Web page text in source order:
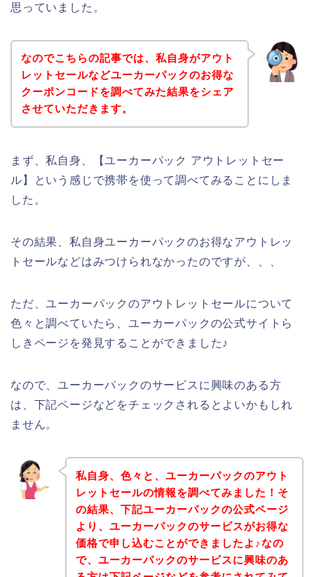
思っていました。
なのでこちらの記事では、私自身がアウト
レットセールなどユーカーパックのお得な
クーポンコードを調べてみた結果をシェア
させていただきます。
まず、私自身、【ユーカーパック アウトレットセー
ル】という感じで携帯を使って調べてみることにしま
した。
その結果、私自身ユーカーパックのお得なアウトレッ
トセールなどはみつけられなかったのですが、、、
ただ、ユーカーパックのアウトレットセールについて
色々と調べていたら、ユーカーパックの公式サイトら
しきページを発見することができました♪
なので、ユーカーパックのサービスに興味のある方
は、下記ページなどをチェックされるとよいかもしれ
ません。
私自身、色々と、ユーカーパックのアウト
レットセールの情報を調べてみました！そ
の結果、下記ユーカーパックの公式ページ
より、ユーカーパックのサービスがお得な
価格で申し込むことができましたよ♪なの
で、ユーカーパックのサービスに興味のあ